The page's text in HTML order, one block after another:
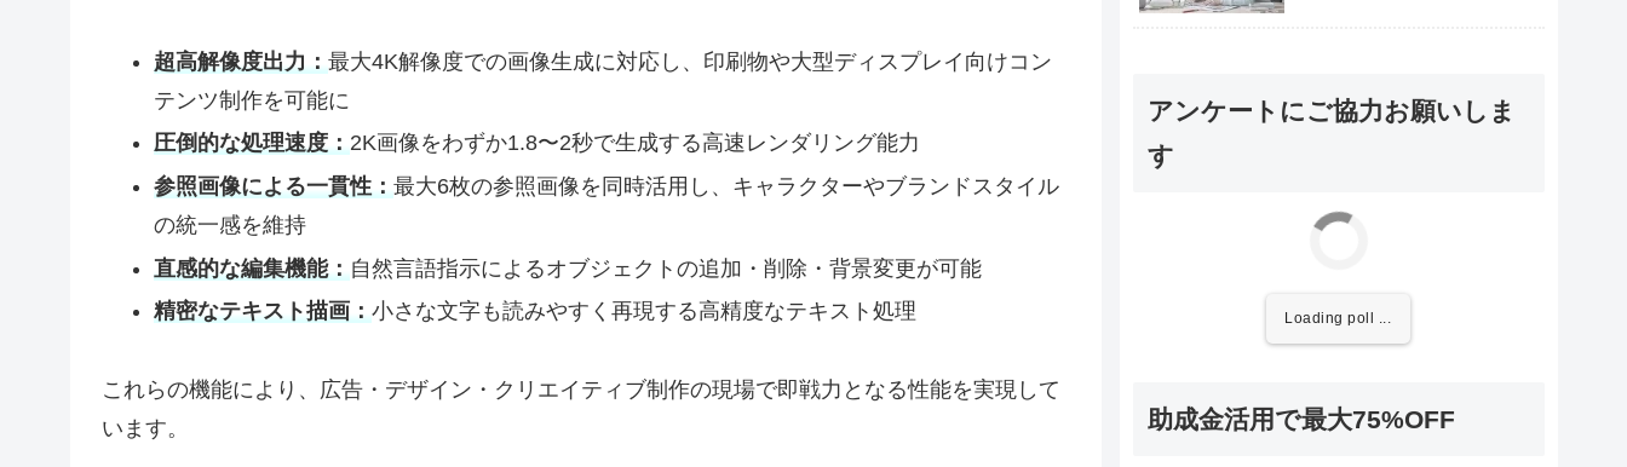
超高解像度出力：最大4K解像度での画像生成に対応し、印刷物や大型ディスプレイ向けコン
テンツ制作を可能に
圧倒的な処理速度： 2K画像をわずか1.8〜2秒で生成する高速レンダリング能力
参照画像による一貫性：最大6枚の参照画像を同時活用し、キャラクターやブランドスタイル
の統一感を維持
直感的な編集機能： 自然言語指示によるオブジェクトの追加・削除・背景変更が可能
精密なテキスト描画：小さな文字も読みやすく再現する高精度なテキスト処理
これらの機能により、広告・デザイン・クリエイティブ制作の現場で即戦力となる性能を実現して
います。
アンケートにご協力お願いしま
す
Loading poll ...
助成金活用で最大75%OFF